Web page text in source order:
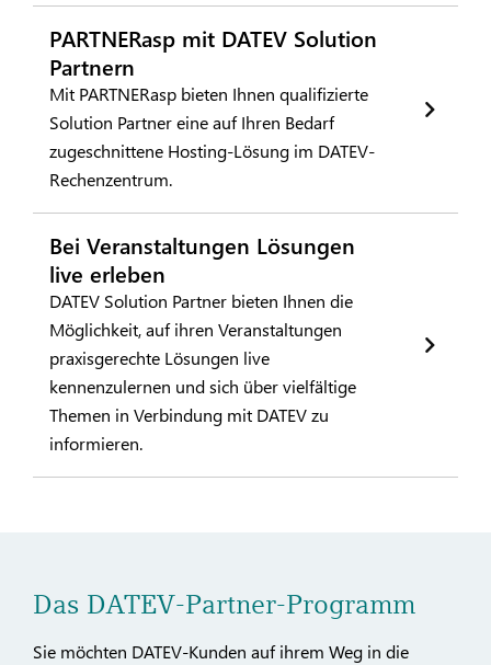
PARTNERasp mit DATEV Solution
Partnern
Mit PARTNERasp bieten Ihnen qualifizierte
Solution Partner eine auf Ihren Bedarf
zugeschnittene Hosting-Lösung im DATEV-
Rechenzentrum.
Bei Veranstaltungen Lösungen
live erleben
DATEV Solution Partner bieten Ihnen die
Möglichkeit, auf ihren Veranstaltungen
praxisgerechte Lösungen live
kennenzulernen und sich über vielfältige
Themen in Verbindung mit DATEV zu
informieren.
Das DATEV-Partner-Programm
Sie möchten DATEV-Kunden auf ihrem Weg in die